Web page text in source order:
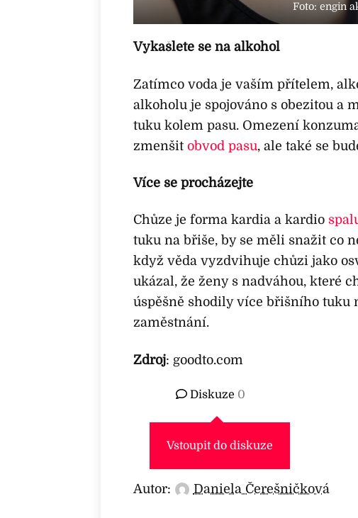
Foto: engin
Vykašlete se na alkohol
Zatímco voda je vaším přítelem,
alkoholu je spojováno s obezitou a
tuku kolem pasu. Omezení
zmenšit obvod pasu, ale také se
Více se procházejte
Chůze je forma kardia a kardio
tuku na břiše, by se měli snažit co
když věda vyzdvihuje chůzi jako
ukázal, že ženy s nadváhou, které
úspěšně shodily více břišního tuku
zaměstnání.
Zdroj: goodto.com
Diskuze 0
Vstoupit do diskuze
Autor: Daniela Čerešničková